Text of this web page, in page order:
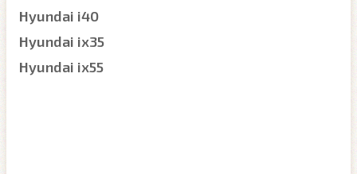
Hyundai i40
Hyundai ix35
Hyundai ix55